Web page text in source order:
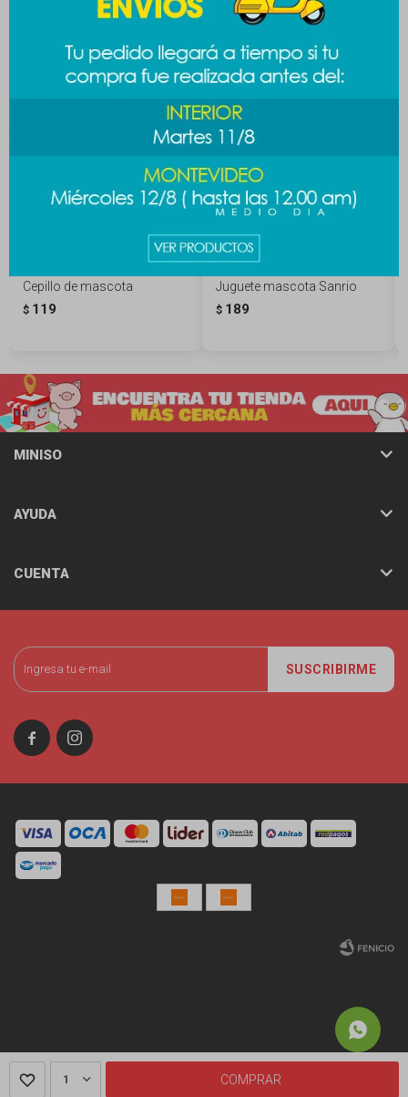
1 COMPRAR
Productos que te pueden interesar
Cepillo de mascota
$ 119
Juguete mascota Sanrio
$ 189
SUSCRIBIRME
 
MINISO
AYUDA
CUENTA